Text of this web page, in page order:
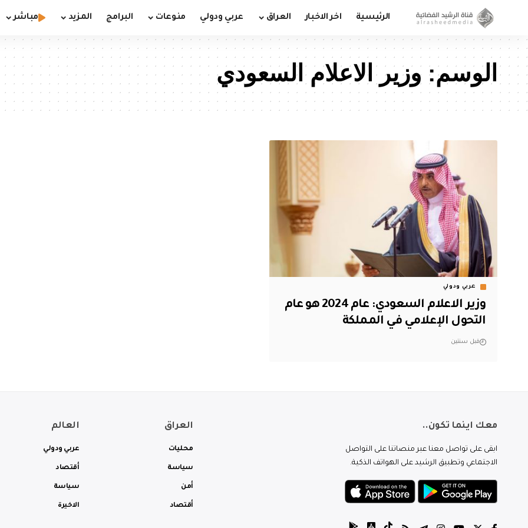
الرئيسية اخر الاخبار العراق عربي ودولي منوعات البرامج المزيد مباشر
الوسم: وزير الاعلام السعودي
عربي ودولي
وزير الاعلام السعودي: عام 2024 هو عام
التحول الإعلامي في المملكة
قبل سنتين
معك اينما تكون..
ابقى على تواصل معنا عبر منصاتنا على التواصل
الاجتماعي وتطبيق الرشيد على الهواتف الذكية.
العراق
محليات
سياسة
أمن
أقتصاد
العالم
عربي ودولي
أقتصاد
سياسة
الاخيرة